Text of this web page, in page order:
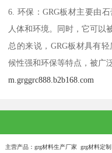
6. 环保：GRG板材主要由
人体和环境。同时，它可以
总的来说，GRG板材具有
候性强和环保等特点，被广
m.grggrc888.b2b168.com
主营产品：grg材料生产厂家 grg材料定